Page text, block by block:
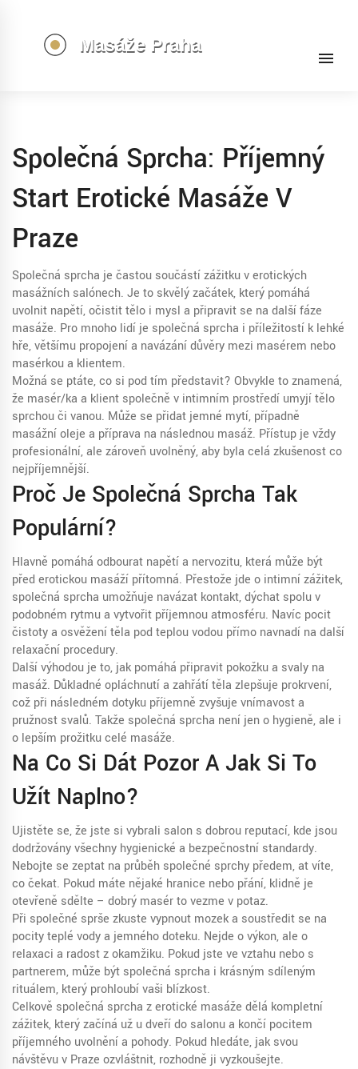
Společná Sprcha: Příjemný
Start Erotické Masáže V
Praze
Společná sprcha je častou součástí zážitku v erotických
masážních salónech. Je to skvělý začátek, který pomáhá
uvolnit napětí, očistit tělo i mysl a připravit se na další fáze
masáže. Pro mnoho lidí je společná sprcha i příležitostí k lehké
hře, většímu propojení a navázání důvěry mezi masérem nebo
masérkou a klientem.
Možná se ptáte, co si pod tím představit? Obvykle to znamená,
že masér/ka a klient společně v intimním prostředí umyjí tělo
sprchou či vanou. Může se přidat jemné mytí, případně
masážní oleje a příprava na následnou masáž. Přístup je vždy
profesionální, ale zároveň uvolněný, aby byla celá zkušenost co
nejpříjemnější.
Proč Je Společná Sprcha Tak
Populární?
Hlavně pomáhá odbourat napětí a nervozitu, která může být
před erotickou masáží přítomná. Přestože jde o intimní zážitek,
společná sprcha umožňuje navázat kontakt, dýchat spolu v
podobném rytmu a vytvořit příjemnou atmosféru. Navíc pocit
čistoty a osvěžení těla pod teplou vodou přímo navnadí na další
relaxační procedury.
Další výhodou je to, jak pomáhá připravit pokožku a svaly na
masáž. Důkladné opláchnutí a zahřátí těla zlepšuje prokrvení,
což při následném dotyku příjemně zvyšuje vnímavost a
pružnost svalů. Takže společná sprcha není jen o hygieně, ale i
o lepším prožitku celé masáže.
Na Co Si Dát Pozor A Jak Si To
Užít Naplno?
Ujistěte se, že jste si vybrali salon s dobrou reputací, kde jsou
dodržovány všechny hygienické a bezpečnostní standardy.
Nebojte se zeptat na průběh společné sprchy předem, ať víte,
co čekat. Pokud máte nějaké hranice nebo přání, klidně je
otevřeně sdělte – dobrý masér to vezme v potaz.
Při společné sprše zkuste vypnout mozek a soustředit se na
pocity teplé vody a jemného doteku. Nejde o výkon, ale o
relaxaci a radost z okamžiku. Pokud jste ve vztahu nebo s
partnerem, může být společná sprcha i krásným sdíleným
rituálem, který prohloubí vaši blízkost.
Celkově společná sprcha z erotické masáže dělá kompletní
zážitek, který začíná už u dveří do salonu a končí pocitem
příjemného uvolnění a pohody. Pokud hledáte, jak svou
návštěvu v Praze ozvláštnit, rozhodně ji vyzkoušejte.